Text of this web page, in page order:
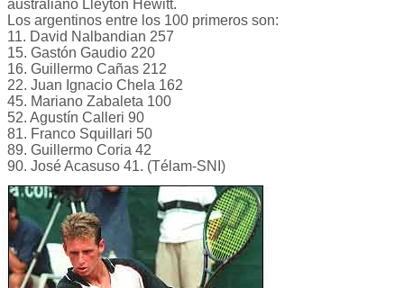
australiano Lleyton Hewitt.
Los argentinos entre los 100 primeros son:
11. David Nalbandian 257
15. Gastón Gaudio 220
16. Guillermo Cañas 212
22. Juan Ignacio Chela 162
45. Mariano Zabaleta 100
52. Agustín Calleri 90
81. Franco Squillari 50
89. Guillermo Coria 42
90. José Acasuso 41. (Télam-SNI)